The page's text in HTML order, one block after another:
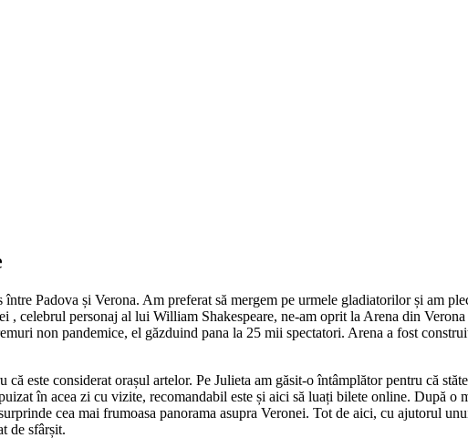
Padova și Verona. Am preferat să mergem pe urmele gladiatorilor și am
, celebrul personaj al lui William Shakespeare, ne-am oprit la Arena din
non pandemice, el găzduind pana la 25 mii spectatori. Arena a fost
este considerat orașul artelor. Pe Julieta am găsit-o întâmplător pentru că
în acea zi cu vizite, recomandabil este și aici să luați bilete online. După o
cea mai frumoasa panorama asupra Veronei. Tot de aici, cu ajutorul
de sfârșit.